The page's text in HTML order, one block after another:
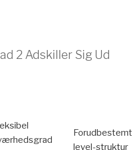
2 Adskiller Sig Ud
Forudbestemt
level-struktur